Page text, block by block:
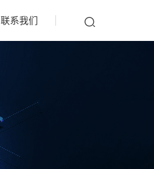
联系我们